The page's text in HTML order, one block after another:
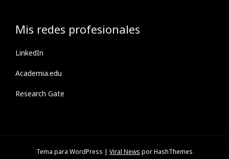
Mis redes profesionales
LinkedIn
Academia.edu
Research Gate
Tema para WordPress Viral News por HashThemes